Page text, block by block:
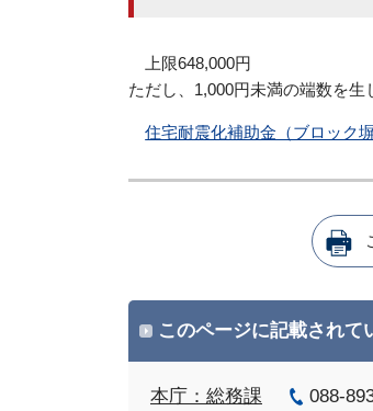
上限648,000円
ただし、1,000円未満の端数を生
住宅耐震化補助金（ブロック
このページに記載されて
本庁：総務課 088-